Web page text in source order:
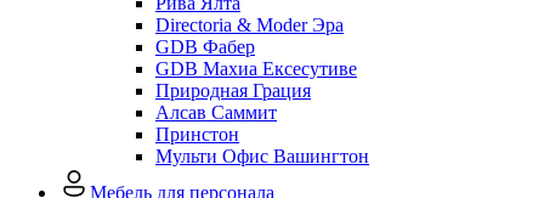
Directoria & Moder Эра
GDB Фабер
GDB Махиа Ексесутиве
Природная Грация
Алсав Саммит
Принстон
Мульти Офис Вашингтон
Мебель для персонала